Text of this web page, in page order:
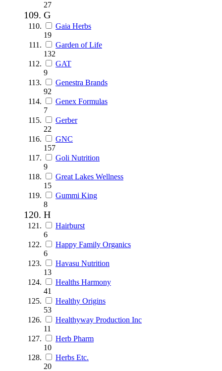
27
G
Gaia Herbs
19
Garden of Life
132
GAT
9
Genestra Brands
92
Genex Formulas
7
Gerber
22
GNC
157
Goli Nutrition
9
Great Lakes Wellness
15
Gummi King
8
H
Hairburst
6
Happy Family Organics
6
Havasu Nutrition
13
Healths Harmony
41
Healthy Origins
53
Healthyway Production Inc
11
Herb Pharm
10
Herbs Etc.
20